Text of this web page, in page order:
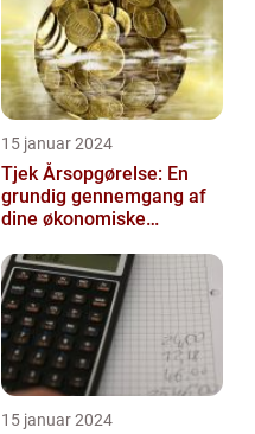
15 januar 2024
Tjek Årsopgørelse: En
grundig gennemgang af
dine økonomiske
15 januar 2024